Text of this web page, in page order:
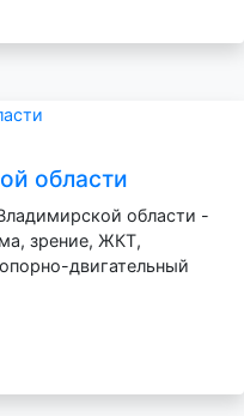
области
области -
зрение, ЖКТ,
двигательный